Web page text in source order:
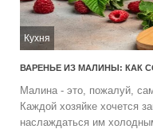
Кухня
ВАРЕНЬЕ ИЗ МАЛИНЫ: КАК
Малина - это, пожалуй,
Каждой хозяйке хочется
наслаждаться им